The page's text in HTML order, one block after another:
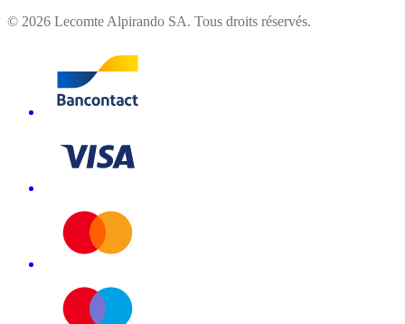
© 2026 Lecomte Alpirando SA. Tous droits réservés.